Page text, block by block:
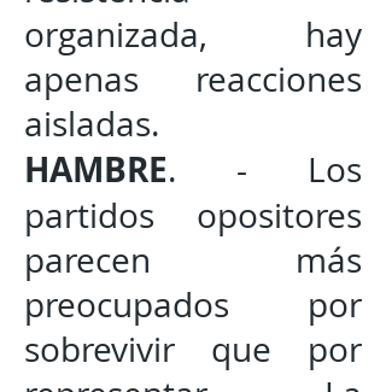
organizada, hay
apenas reacciones
aisladas.
HAMBRE. - Los
partidos opositores
parecen más
preocupados por
sobrevivir que por